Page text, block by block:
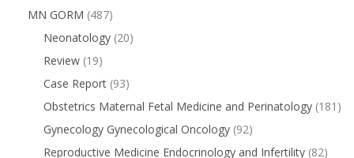
MN GORM (487)
Neonatology (20)
Review (19)
Case Report (93)
Obstetrics Maternal Fetal Medicine and Perinatology (181)
Gynecology Gynecological Oncology (92)
Reproductive Medicine Endocrinology and Infertility (82)